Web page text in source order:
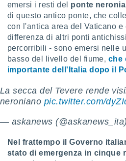
dati
sulla
al quale
tuo
emersi i resti del ponte
di questo antico ponte, che
con l'antica area del Vaticano e
differenza di altri ponti
percorribili - sono emersi nelle
basso del livello del fiume, che
importante dell'Italia dopo il
La secca del Tevere rende
neroniano pic.twitter.com/
— askanews (@askanews_ita)
Nel frattempo il Governo
stato di emergenza in cinque